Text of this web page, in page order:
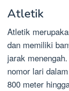
Atletik
Atletik
dan memiliki
jarak
nomor lari
800 meter